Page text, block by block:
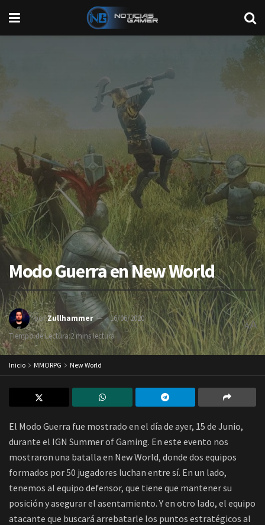
Modo Guerra en New World
porZullhammer
16/06/2020
Tiempo de Lectura:2 mins lectura
AA
Inicio MMORPG New World
El Modo Guerra fue mostrado en el día de ayer, 15 de Junio,
durante el IGN Summer of Gaming. En este evento nos
mostraron una batalla en New World, donde dos equipos
formados por 50 jugadores luchan entre sí. En un lado,
tenemos al equipo defensor, que tiene que mantener su
posición y asegurar el asentamiento. Y en otro lado, el equipo
atacante que buscará arrebatarle los puntos estratégicos al